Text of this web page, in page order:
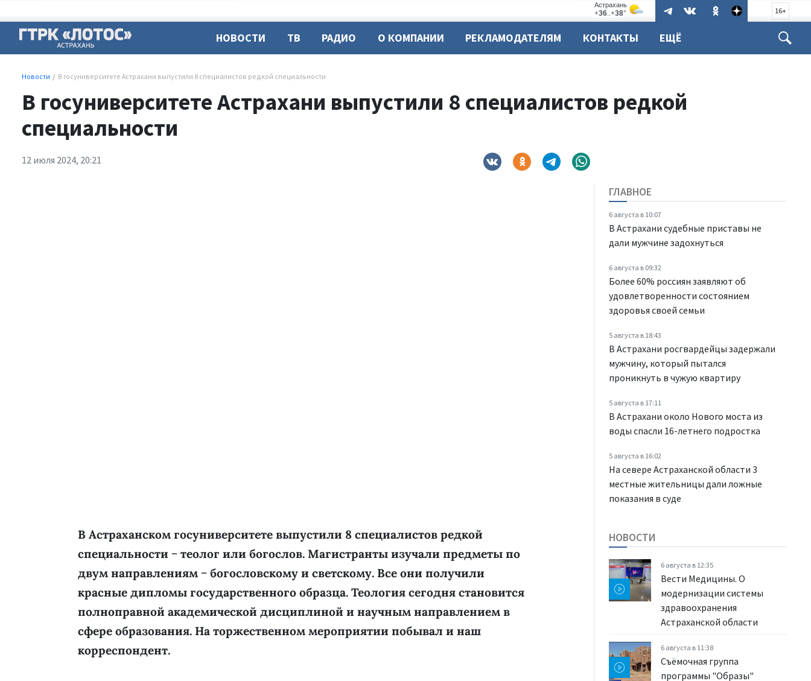
16+
НОВОСТИ ТВ РАДИО О КОМПАНИИ РЕКЛАМОДАТЕЛЯМ КОНТАКТЫ ЕЩЁ
Новости В госуниверситете Астрахани выпустили 8 специалистов редкой специальности
В госуниверситете Астрахани выпустили 8 специалистов редкой
специальности
12 июля 2024, 20:21
ГЛАВНОЕ
6 августа в 10:07
В Астрахани судебные приставы не
дали мужчине задохнуться
6 августа в 09:32
Более 60% россиян заявляют об
удовлетворенности состоянием
здоровья своей семьи
5 августа в 18:43
В Астрахани росгвардейцы задержали
мужчину, который пытался
проникнуть в чужую квартиру
5 августа в 17:11
В Астрахани около Нового моста из
воды спасли 16-летнего подростка
5 августа в 16:02
На севере Астраханской области 3
местные жительницы дали ложные
показания в суде
В Астраханском госуниверситете выпустили 8 специалистов редкой
специальности − теолог или богослов. Магистранты изучали предметы по
двум направлениям − богословскому и светскому. Все они получили
красные дипломы государственного образца. Теология сегодня становится
полноправной академической дисциплиной и научным направлением в
сфере образования. На торжественном мероприятии побывал и наш
корреспондент.
НОВОСТИ
6 августа в 12:35
Вести Медицины. О
модернизации системы
здравоохранения
Астраханской области
6 августа в 11:38
Съёмочная группа
программы "Образы"